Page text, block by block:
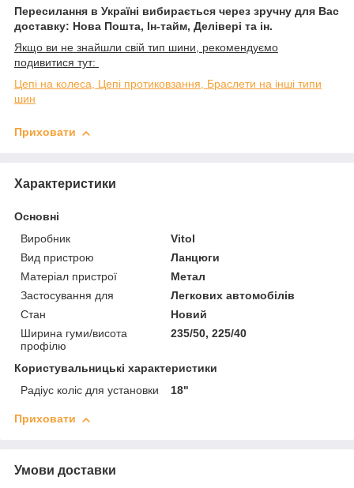
Пересилання в Україні вибирається через зручну для Вас
доставку: Нова Пошта, Ін-тайм, Делівері та ін.
Якщо ви не знайшли свій тип шини, рекомендуємо
подивитися тут:
Цепі на колеса, Цепі протиковзання, Браслети на інші типи
шин
Приховати
Характеристики
Основні
Виробник
Vitol
Вид пристрою
Ланцюги
Матеріал пристрої
Метал
Застосування для
Легкових автомобілів
Стан
Новий
Ширина гуми/висота
профілю
235/50, 225/40
Користувальницькі характеристики
Радіус коліс для установки
18"
Приховати
Умови доставки